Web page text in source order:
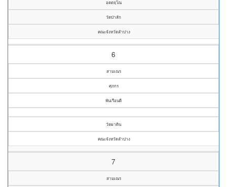
อตตจฺโณ
วัดป่าสัก
คณะจังหวัดลำปาง
6
สามเณร
ศุภกร
พันเรือนดี
วัดผาดิน
คณะจังหวัดลำปาง
7
สามเณร